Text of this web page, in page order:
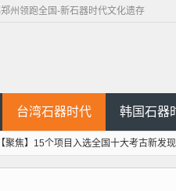
州领跑全国-新石器时代文化遗存
台湾石器时代 韩国石器
【聚焦】15个项目入选全国十大考古新发